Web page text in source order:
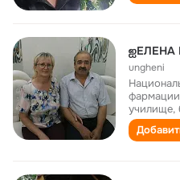
ஐЕЛЕНА
ungheni
училище,